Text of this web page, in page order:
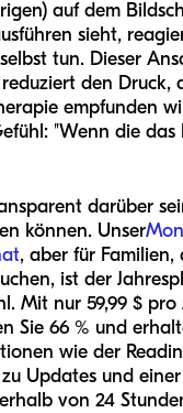
auf dem
sieht,
tun. Dieser
den Druck,
empfunden
"Wenn die das
darüber
können. Unser
, aber für
ist der
Mit nur 59,99 $ pro
Sie 66 % und
wie der
Updates und
von 24